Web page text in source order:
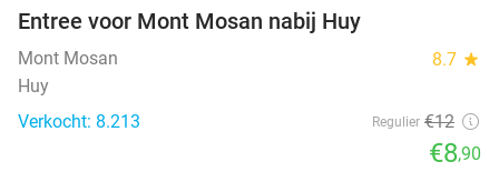
Entree voor Mont Mosan nabij Huy
Mont Mosan 8.7 star
Huy
Verkocht: 8.213
Regulier €12
€8,90